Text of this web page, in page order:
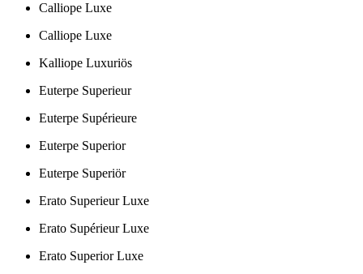
Calliope Luxe
Calliope Luxe
Kalliope Luxuriös
Euterpe Superieur
Euterpe Supérieure
Euterpe Superior
Euterpe Superiör
Erato Superieur Luxe
Erato Supérieur Luxe
Erato Superior Luxe